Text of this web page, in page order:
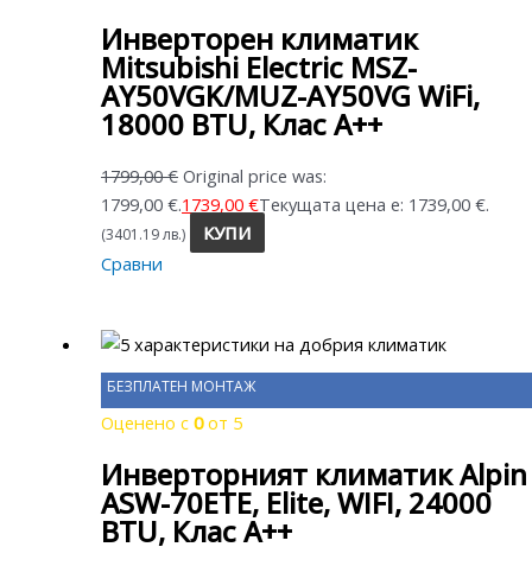
Инверторен климатик
Mitsubishi Electric MSZ-
AY50VGK/MUZ-AY50VG WiFi,
18000 BTU, Клас A++
1799,00€ Original price was:
1799,00 €.1739,00€Текущата цена е: 1739,00 €.
(3401.19 лв.)
КУПИ
Сравни
БЕЗПЛАТЕН МОНТАЖ
Оценено с0от 5
Инверторният климатик Alpin
ASW-70ETE, Elite, WIFI, 24000
BTU, Клас А++